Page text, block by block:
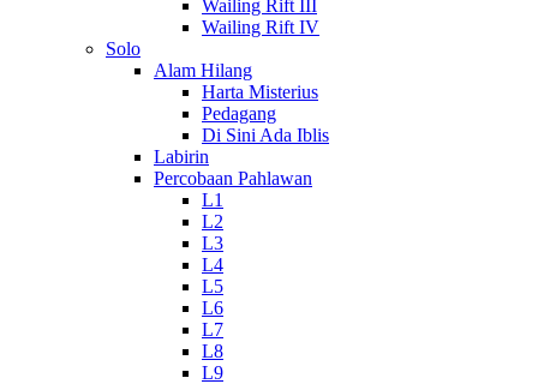
Wailing Rift III
Wailing Rift IV
Solo
Alam Hilang
Harta Misterius
Pedagang
Di Sini Ada Iblis
Labirin
Percobaan Pahlawan
L1
L2
L3
L4
L5
L6
L7
L8
L9